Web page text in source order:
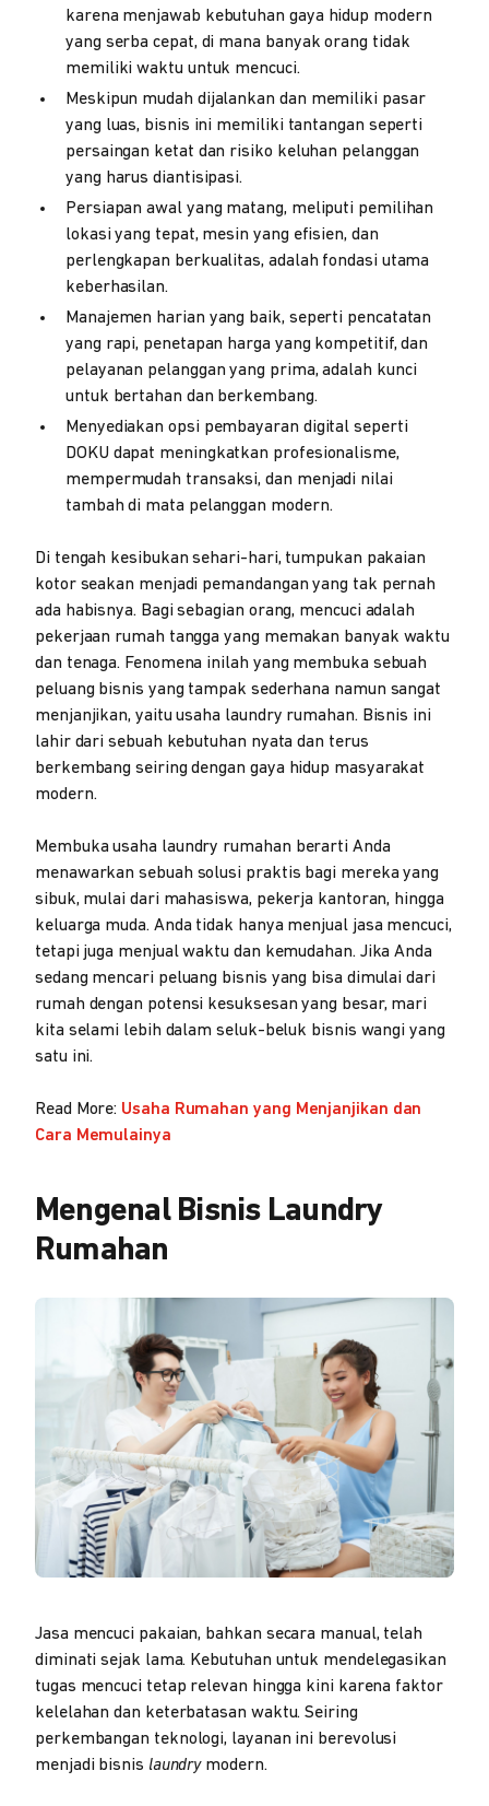
karena menjawab kebutuhan gaya hidup modern
yang serba cepat, di mana banyak orang tidak
memiliki waktu untuk mencuci.
Meskipun mudah dijalankan dan memiliki pasar
yang luas, bisnis ini memiliki tantangan seperti
persaingan ketat dan risiko keluhan pelanggan
yang harus diantisipasi.
Persiapan awal yang matang, meliputi pemilihan
lokasi yang tepat, mesin yang efisien, dan
perlengkapan berkualitas, adalah fondasi utama
keberhasilan.
Manajemen harian yang baik, seperti pencatatan
yang rapi, penetapan harga yang kompetitif, dan
pelayanan pelanggan yang prima, adalah kunci
untuk bertahan dan berkembang.
Menyediakan opsi pembayaran digital seperti
DOKU dapat meningkatkan profesionalisme,
mempermudah transaksi, dan menjadi nilai
tambah di mata pelanggan modern.
Di tengah kesibukan sehari-hari, tumpukan pakaian
kotor seakan menjadi pemandangan yang tak pernah
ada habisnya. Bagi sebagian orang, mencuci adalah
pekerjaan rumah tangga yang memakan banyak waktu
dan tenaga. Fenomena inilah yang membuka sebuah
peluang bisnis yang tampak sederhana namun sangat
menjanjikan, yaitu usaha laundry rumahan. Bisnis ini
lahir dari sebuah kebutuhan nyata dan terus
berkembang seiring dengan gaya hidup masyarakat
modern.
Membuka usaha laundry rumahan berarti Anda
menawarkan sebuah solusi praktis bagi mereka yang
sibuk, mulai dari mahasiswa, pekerja kantoran, hingga
keluarga muda. Anda tidak hanya menjual jasa mencuci,
tetapi juga menjual waktu dan kemudahan. Jika Anda
sedang mencari peluang bisnis yang bisa dimulai dari
rumah dengan potensi kesuksesan yang besar, mari
kita selami lebih dalam seluk-beluk bisnis wangi yang
satu ini.
Read More: Usaha Rumahan yang Menjanjikan dan
Cara Memulainya
Mengenal Bisnis Laundry
Rumahan
Jasa mencuci pakaian, bahkan secara manual, telah
diminati sejak lama. Kebutuhan untuk mendelegasikan
tugas mencuci tetap relevan hingga kini karena faktor
kelelahan dan keterbatasan waktu. Seiring
perkembangan teknologi, layanan ini berevolusi
menjadi bisnis laundrymodern.